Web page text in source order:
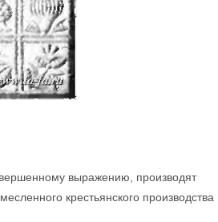
выражению, производят
крестьянского производства